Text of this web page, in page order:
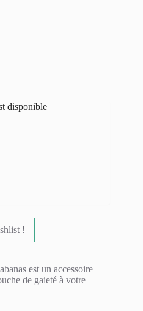
disponible
!
est un accessoire
de gaieté à votre